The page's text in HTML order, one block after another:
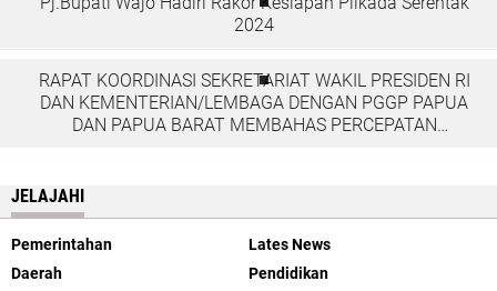
2024
RAPAT KOORDINASI SEKRETARIAT WAKIL PRESIDEN RI
DAN KEMENTERIAN/LEMBAGA DENGAN PGGP PAPUA
DAN PAPUA BARAT MEMBAHAS PERCEPATAN
JELAJAHI
Pemerintahan
Lates News
Daerah
Pendidikan